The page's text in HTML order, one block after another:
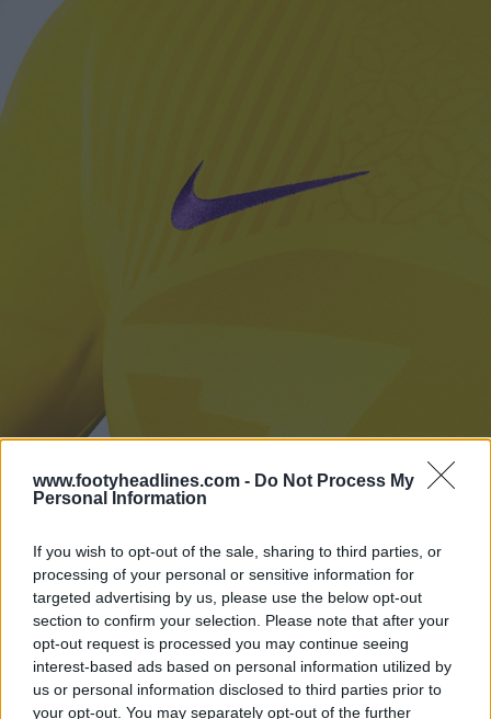
www.footyheadlines.com - Do Not Process My
Personal Information
If you wish to opt-out of the sale, sharing to third parties, or
processing of your personal or sensitive information for
targeted advertising by us, please use the below opt-out
section to confirm your selection. Please note that after your
opt-out request is processed you may continue seeing
interest-based ads based on personal information utilized by
us or personal information disclosed to third parties prior to
your opt-out. You may separately opt-out of the further